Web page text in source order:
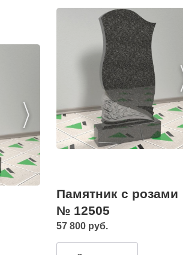
Памятник с розами
№ 12505
57 800 руб.